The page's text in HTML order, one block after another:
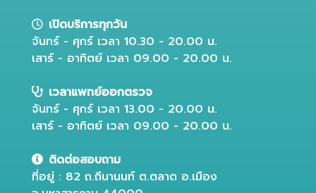
เปิดบริการทุกวัน
จันทร์ - ศุกร์ เวลา 10.30 - 20.00 น.
เสาร์ - อาทิตย์ เวลา 09.00 - 20.00 น.
เวลาแพทย์ออกตรวจ
จันทร์ - ศุกร์ เวลา 13.00 - 20.00 น.
เสาร์ - อาทิตย์ เวลา 09.00 - 20.00 น.
ติดต่อสอบถาม
ที่อยู่ : 82 ถ.ถีนานนท์ ต.ตลาด อ.เมือง